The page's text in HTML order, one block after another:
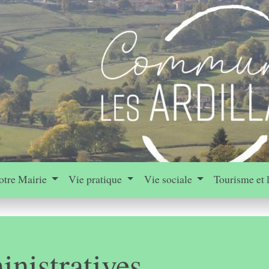
Mairie Vie pratique Vie sociale Tourisme et